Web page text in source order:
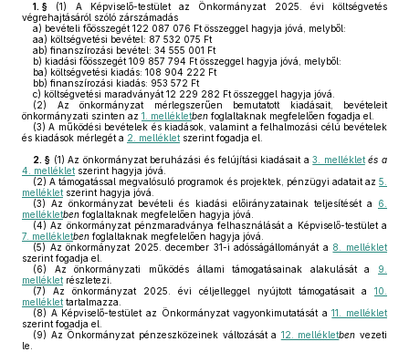
1. § (1)
A Képviselő-testület az Önkormányzat 2025. évi költségvetés
végrehajtásáról szóló zárszámadás
a) bevételi főösszegét 122 087 076 Ft összeggel hagyja jóvá, melyből:
aa) költségvetési bevétel: 87 532 075 Ft
ab) finanszírozási bevétel: 34 555 001 Ft
b) kiadási főösszegét 109 857 794 Ft összeggel hagyja jóvá, melyből:
ba) költségvetési kiadás: 108 904 222 Ft
bb) finanszírozási kiadás: 953 572 Ft
c) költségvetési maradványát 12 229 282 Ft összeggel hagyja jóvá.
(2) Az önkormányzat mérlegszerűen bemutatott kiadásait, bevételeit
önkormányzati szinten az 1. mellékletben foglaltaknak megfelelően fogadja el.
(3) A működési bevételek és kiadások, valamint a felhalmozási célú bevételek
és kiadások mérlegét a 2. melléklet szerint fogadja el.
2. § (1) Az önkormányzat beruházási és felújítási kiadásait a3. mellékletés a
4. melléklet szerint hagyja jóvá.
(2) A támogatással megvalósuló programok és projektek, pénzügyi adatait az 5.
melléklet szerint hagyja jóvá.
(3) Az önkormányzat bevételi és kiadási előirányzatainak teljesítését a 6.
mellékletben foglaltaknak megfelelően hagyja jóvá.
(4) Az önkormányzat pénzmaradványa felhasználását a Képviselő-testület a
7. mellékletben foglaltaknak megfelelően hagyja jóvá.
(5) Az önkormányzat 2025. december 31-i adósságállományát a 8. melléklet
szerint fogadja el.
(6) Az önkormányzati működés állami támogatásainak alakulását a 9.
melléklet részletezi
(7) Az önkormányzat 2025. évi céljelleggel nyújtott támogatásait a 10.
melléklet tartalmazza.
(8) A Képviselő-testület az Önkormányzat vagyonkimutatását a11. melléklet
szerint fogadja el.
(9) Az Önkormányzat pénzeszközeinek változását a 12. mellékletben vezeti
le.